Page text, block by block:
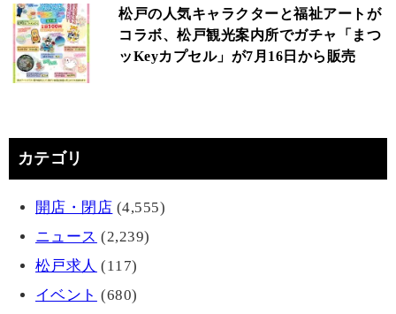
松戸の人気キャラクターと福祉アートが
コラボ、松戸観光案内所でガチャ「まつ
ッKeyカプセル」が7月16日から販売
カテゴリ
開店・閉店 (4,555)
ニュース (2,239)
松戸求人 (117)
イベント (680)